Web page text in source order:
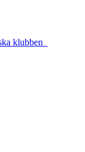
klubben